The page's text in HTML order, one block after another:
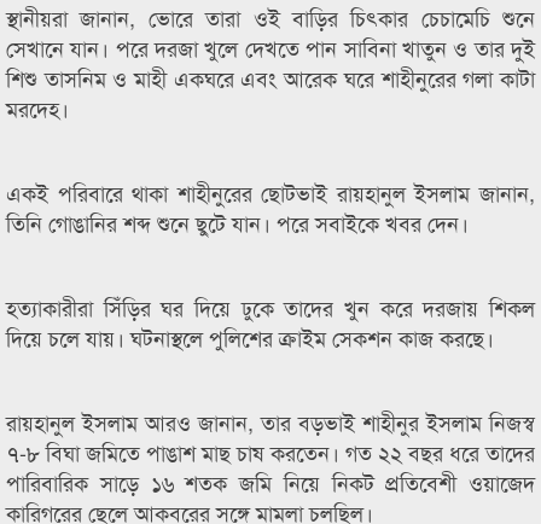
স্থানীয়রা জানান, ভোরে তারা ওই বাড়ির চিৎকার চেচামেচি শুনে
সেখানে যান। পরে দরজা খুলে দেখতে পান সাবিনা খাতুন ও তার দুই
শিশু তাসনিম ও মাহী একঘরে এবং আরেক ঘরে শাহীনুরের গলা কাটা
মরদেহ।
একই পরিবারে থাকা শাহীনুরের ছোটভাই রায়হানুল ইসলাম জানান,
তিনি গোঙানির শব্দ শুনে ছুটে যান। পরে সবাইকে খবর দেন।
হত্যাকারীরা সিঁড়ির ঘর দিয়ে ঢুকে তাদের খুন করে দরজায় শিকল
দিয়ে চলে যায়। ঘটনাস্থলে পুলিশের ক্রাইম সেকশন কাজ করছে।
রায়হানুল ইসলাম আরও জানান, তার বড়ভাই শাহীনুর ইসলাম নিজস্ব
৭-৮ বিঘা জমিতে পাঙাশ মাছ চাষ করতেন। গত ২২ বছর ধরে তাদের
পারিবারিক সাড়ে ১৬ শতক জমি নিয়ে নিকট প্রতিবেশী ওয়াজেদ
কারিগরের ছেলে আকবরের সঙ্গে মামলা চলছিল।